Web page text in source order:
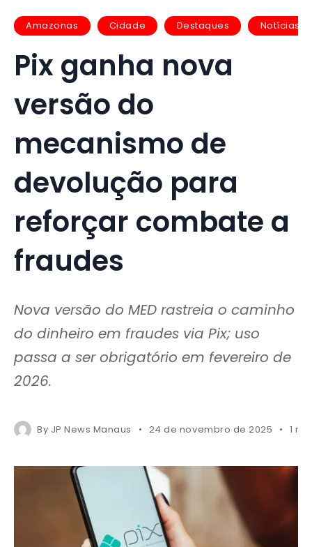
Amazonas Cidade Destaques Notícias
Pix ganha nova
versão do
mecanismo de
devolução para
reforçar combate a
fraudes
Nova versão do MED rastreia o caminho
do dinheiro em fraudes via Pix; uso
passa a ser obrigatório em fevereiro de
2026.
By JP News Manaus 24 de novembro de 2025 1